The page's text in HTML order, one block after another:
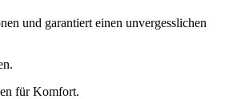
und garantiert einen unvergesslichen
für Komfort.